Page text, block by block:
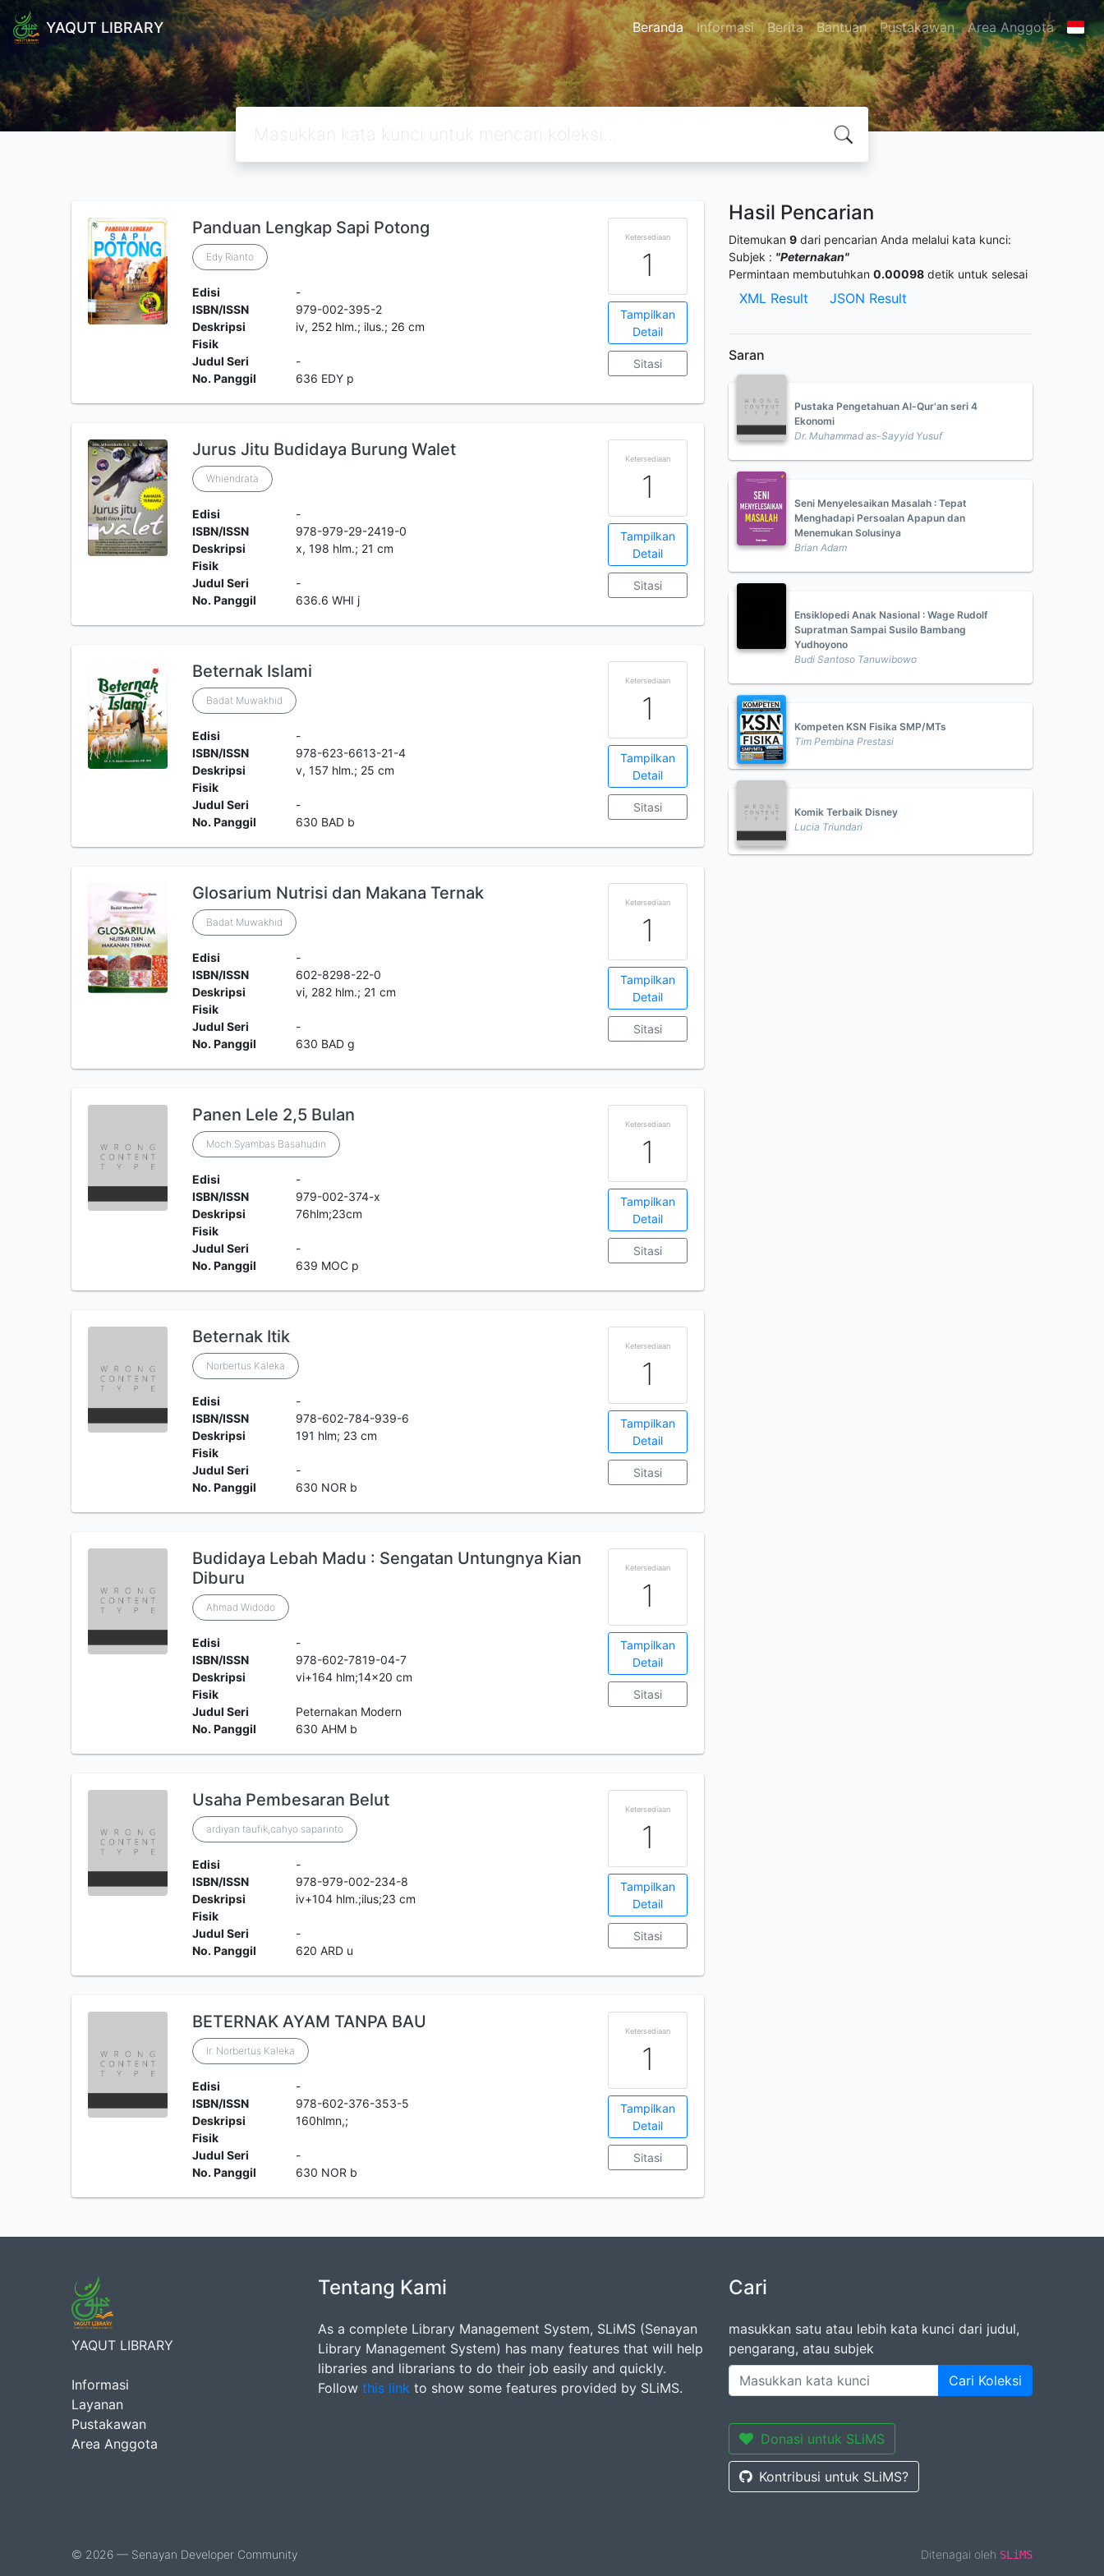
YAQUT LIBRARY Beranda Informasi Berita Bantuan Pustakawan Area Anggota
Panduan Lengkap Sapi Potong
Edy Rianto
Edisi
-
ISBN/ISSN
979-002-395-2
Deskripsi
Fisik
iv, 252 hlm.; ilus.; 26 cm
Judul Seri
-
No. Panggil
636 EDY p
Ketersediaan
1
Tampilkan
Detail
Sitasi
Jurus Jitu Budidaya Burung Walet
Whiendrata
Edisi
-
ISBN/ISSN
978-979-29-2419-0
Deskripsi
Fisik
x, 198 hlm.; 21 cm
Judul Seri
-
No. Panggil
636.6 WHI j
Ketersediaan
1
Tampilkan
Detail
Sitasi
Beternak Islami
Badat Muwakhid
Edisi
-
ISBN/ISSN
978-623-6613-21-4
Deskripsi
Fisik
v, 157 hlm.; 25 cm
Judul Seri
-
No. Panggil
630 BAD b
Ketersediaan
1
Tampilkan
Detail
Sitasi
Glosarium Nutrisi dan Makana Ternak
Badat Muwakhid
Edisi
-
ISBN/ISSN
602-8298-22-0
Deskripsi
Fisik
vi, 282 hlm.; 21 cm
Judul Seri
-
No. Panggil
630 BAD g
Ketersediaan
1
Tampilkan
Detail
Sitasi
Panen Lele 2,5 Bulan
Moch.Syambas Basahudin
Edisi
-
ISBN/ISSN
979-002-374-x
Deskripsi
Fisik
76hlm;23cm
Judul Seri
-
No. Panggil
639 MOC p
Ketersediaan
1
Tampilkan
Detail
Sitasi
Beternak Itik
Norbertus Kaleka
Edisi
-
ISBN/ISSN
978-602-784-939-6
Deskripsi
Fisik
191 hlm; 23 cm
Judul Seri
-
No. Panggil
630 NOR b
Ketersediaan
1
Tampilkan
Detail
Sitasi
Budidaya Lebah Madu : Sengatan Untungnya Kian
Diburu
Ahmad Widodo
Edisi
-
ISBN/ISSN
978-602-7819-04-7
Deskripsi
Fisik
vi+164 hlm;14x20 cm
Judul Seri
Peternakan Modern
No. Panggil
630 AHM b
Ketersediaan
1
Tampilkan
Detail
Sitasi
Usaha Pembesaran Belut
ardiyan taufik,cahyo saparinto
Edisi
-
ISBN/ISSN
978-979-002-234-8
Deskripsi
Fisik
iv+104 hlm.;ilus;23 cm
Judul Seri
-
No. Panggil
620 ARD u
Ketersediaan
1
Tampilkan
Detail
Sitasi
BETERNAK AYAM TANPA BAU
Ir. Norbertus Kaleka
Edisi
-
ISBN/ISSN
978-602-376-353-5
Deskripsi
Fisik
160hlmn,;
Judul Seri
-
No. Panggil
630 NOR b
Ketersediaan
1
Tampilkan
Detail
Sitasi
Hasil Pencarian
Ditemukan 9 dari pencarian Anda melalui kata kunci:
Subjek : "Peternakan"
Permintaan membutuhkan 0.00098 detik untuk selesai
XML Result JSON Result
Saran
Pustaka Pengetahuan Al-Qur'an seri 4
Ekonomi
Dr. Muhammad as-Sayyid Yusuf
Seni Menyelesaikan Masalah : Tepat
Menghadapi Persoalan Apapun dan
Menemukan Solusinya
Brian Adam
Ensiklopedi Anak Nasional : Wage Rudolf
Supratman Sampai Susilo Bambang
Yudhoyono
Budi Santoso Tanuwibowo
Kompeten KSN Fisika SMP/MTs
Tim Pembina Prestasi
Komik Terbaik Disney
Lucia Triundari
YAQUT LIBRARY
Informasi
Layanan
Pustakawan
Area Anggota
Tentang Kami
As a complete Library Management System, SLiMS (Senayan
Library Management System) has many features that will help
libraries and librarians to do their job easily and quickly.
Follow this link to show some features provided by SLiMS.
Cari
masukkan satu atau lebih kata kunci dari judul,
pengarang, atau subjek
Cari Koleksi
Donasi untuk SLiMS
Kontribusi untuk SLiMS?
© 2026 — Senayan Developer Community Ditenagai oleh SLiMS